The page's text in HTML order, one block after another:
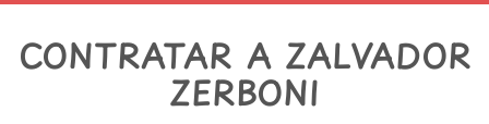
CONTRATAR A ZALVADOR
ZERBONI